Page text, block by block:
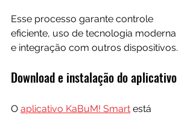
Esse processo garante controle
eficiente, uso de tecnologia moderna
e integração com outros dispositivos.
Download e instalação do aplicativo
O aplicativo KaBuM! Smart está